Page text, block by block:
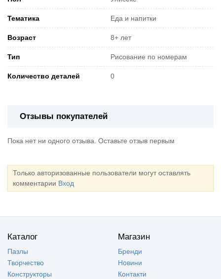
Тематика Еда и напитки
Возраст 8+ лет
Тип Рисование по номерам
Количество деталей 0
Отзывы покупателей
Пока нет ни одного отзыва. Оставьте отзыв первым
Только авторизованные пользователи могут оставлять
комментарии Вход
Каталог
Пазлы
Творчество
Конструкторы
Магазин
Бренди
Новини
Контакти